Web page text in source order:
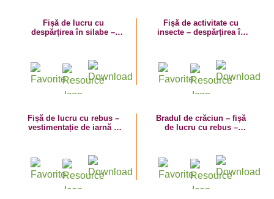
Fișă de lucru cu
despărțirea în silabe –
Fișă de activitate cu
insecte – despărțirea în
Fișă de lucru cu rebus –
vestimentație de iarnă –
Bradul de crăciun – fișă
de lucru cu rebus –